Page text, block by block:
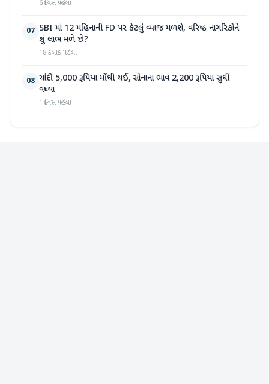
6 દિવસ પહેલા
07 SBI માં 12 મહિનાની FD પર કેટલું વ્યાજ મળશે, વરિષ્ઠ નાગરિકોને
શું લાભ મળે છે?
18 કલાક પહેલા
08 ચાંદી 5,000 રૂપિયા મોંઘી થઈ, સોનાના ભાવ 2,200 રૂપિયા સુધી
વધ્યા
1 દિવસ પહેલા